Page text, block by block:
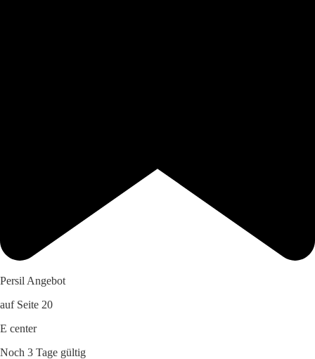
Persil Angebot
auf Seite 20
E center
Noch 3 Tage gültig